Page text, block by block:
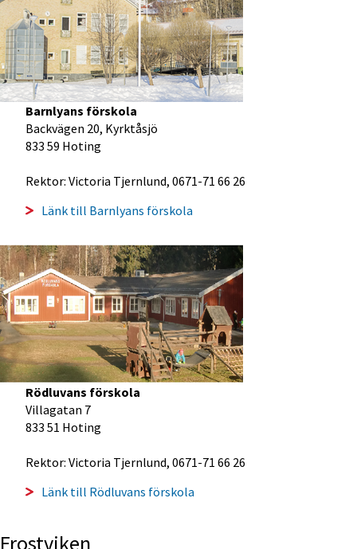
Barnlyans förskola
Backvägen 20, Kyrktåsjö
833 59 Hoting
Rektor: Victoria Tjernlund, 0671-71 66 26
Länk till Barnlyans förskola
Rödluvans förskola
Villagatan 7
833 51 Hoting
Rektor: Victoria Tjernlund, 0671-71 66 26
Länk till Rödluvans förskola
Frostviken